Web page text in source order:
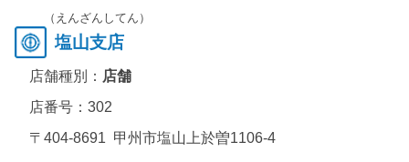
（えんざんしてん）
塩山支店
店舗種別： 店舗
店番号：302
〒404-8691 甲州市塩山上於曽1106-4